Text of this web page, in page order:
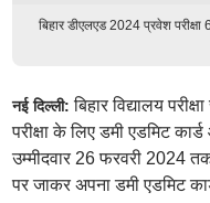
बिहार डीएलएड 2024 प्रवेश
नई दिल्ली:बिहार विद्यालय
परीक्षा के लिए डमी एडमिट
उम्मीदवार 26 फरवरी 2024
पर जाकर अपना डमी एडमिट